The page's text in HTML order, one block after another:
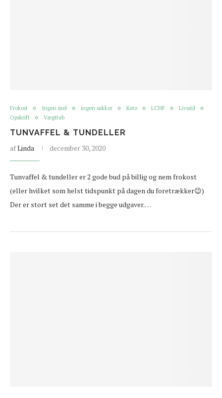
Frokost Ingen mel ingen sukker Keto LCHF
Livsstil
Opskrift
Vægttab
TUNVAFFEL & TUNDELLER
afLinda december 30, 2020
Tunvaffel & tundeller er 2 gode bud på billig og nem frokost
(eller hvilket som helst tidspunkt på dagen du foretrækker😉)
Der er stort set det samme i begge udgaver.…